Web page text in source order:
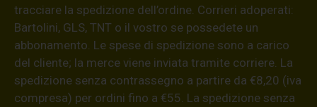
tracciare la spedizione dell’ordine. Corrieri adoperati:
Bartolini, GLS, TNT o il vostro se possedete un
abbonamento. Le spese di spedizione sono a carico
del cliente; la merce viene inviata tramite corriere. La
spedizione senza contrassegno a partire da €8,20 (iva
compresa) per ordini fino a €55. La spedizione senza